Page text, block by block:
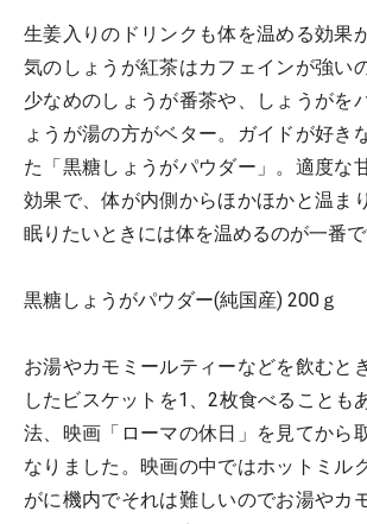
生姜入りのドリンクも体を温める効果
気のしょうが紅茶はカフェインが強い
少なめのしょうが番茶や、しょうがを
ょうが湯の方がベター。ガイドが好き
た「黒糖しょうがパウダー」。適度な
効果で、体が内側からほかほかと温ま
眠りたいときには体を温めるのが一番で
黒糖しょうがパウダー(純国産) 200ｇ
お湯やカモミールティーなどを飲むと
したビスケットを1、2枚食べることも
法、映画「ローマの休日」を見てから
なりました。映画の中ではホットミル
がに機内でそれは難しいのでお湯やカ